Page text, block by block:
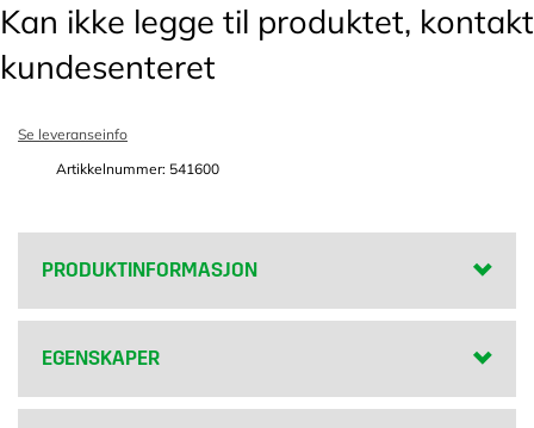
Kan ikke legge til produktet, kontakt
kundesenteret
Se leveranseinfo
Artikkelnummer: 541600
PRODUKTINFORMASJON
EGENSKAPER